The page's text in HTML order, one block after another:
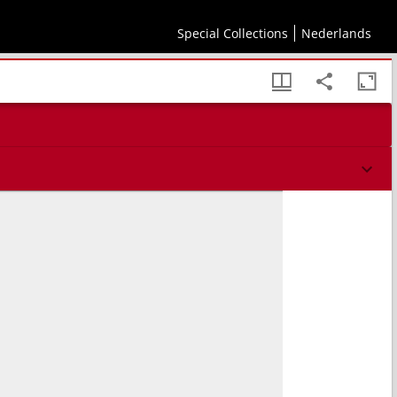
Special Collections Nederlands